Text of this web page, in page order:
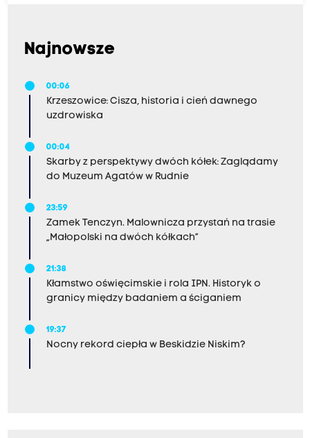
Najnowsze
00:06
Krzeszowice: Cisza, historia i cień dawnego
uzdrowiska
00:04
Skarby z perspektywy dwóch kółek: Zaglądamy
do Muzeum Agatów w Rudnie
23:59
Zamek Tenczyn. Malownicza przystań na trasie
„Małopolski na dwóch kółkach”
21:38
Kłamstwo oświęcimskie i rola IPN. Historyk o
granicy między badaniem a ściganiem
19:37
Nocny rekord ciepła w Beskidzie Niskim?